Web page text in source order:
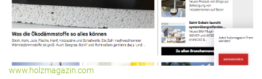
www.holzmagazin.com